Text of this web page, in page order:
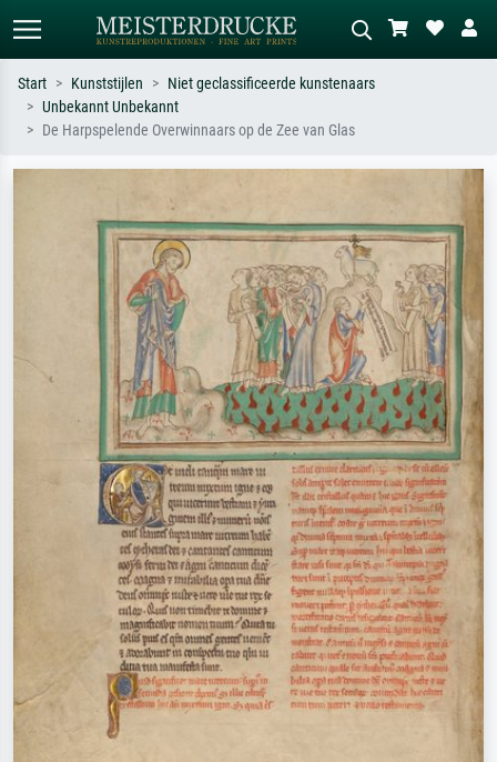
Standaard zoeken AI-beeldzoeker
Hokusai-golf, naakt.
een boom.
Start Kunststijlen
Niet geclassificeerde kunstenaars
Unbekannt Unbekannt
De Harpspelende Overwinnaars op de Zee van Glas